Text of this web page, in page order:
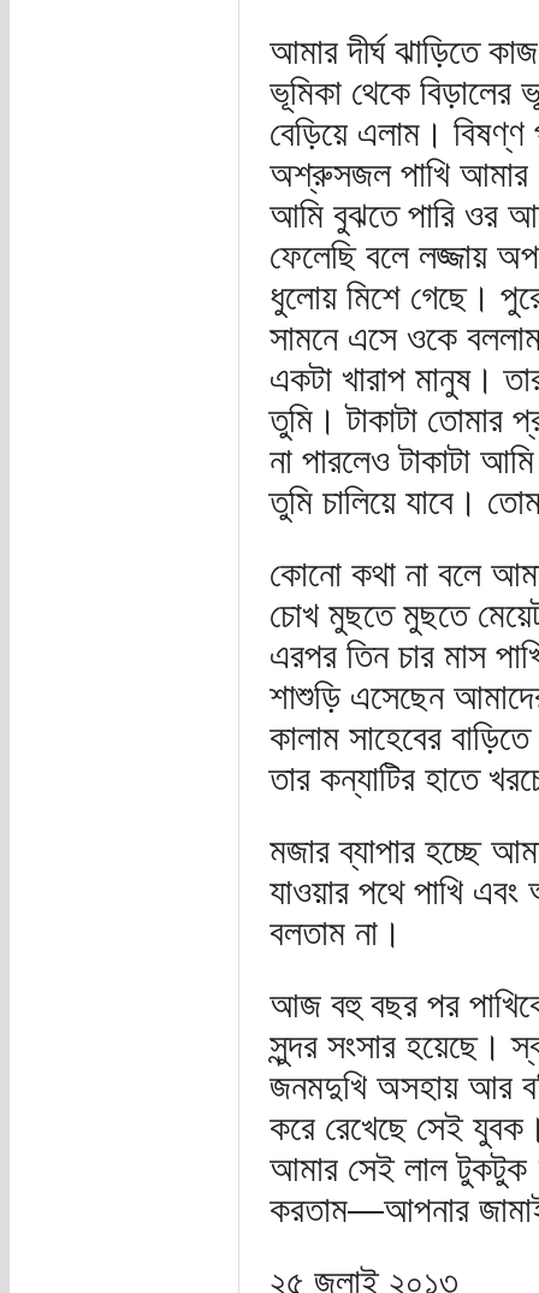
আমার দীর্ঘ ঝাড়িতে
ভূমিকা থেকে বিড়ালের
বেড়িয়ে এলাম।
অশ্রুসজল পাখি আমার
আমি বুঝতে পারি ওর
ফেলেছি বলে লজ্জায়
ধুলোয় মিশে গেছে।
সামনে এসে ওকে
একটা খারাপ মানুষ।
তুমি। টাকাটা তোমার
না পারলেও টাকাটা
তুমি চালিয়ে যাবে।
কোনো কথা না বলে
চোখ মুছতে মুছতে
এরপর তিন চার মাস
শাশুড়ি এসেছেন
কালাম সাহেবের
তার কন্যাটির হাতে
মজার ব্যাপার হচ্ছে
যাওয়ার পথে পাখি
বলতাম না।
আজ বহু বছর পর
সুন্দর সংসার হয়েছে।
জনমদুখি অসহায় আর
করে রেখেছে সেই
আমার সেই লাল টুকটুক
করতাম—আপনার
২৫ জুলাই ২০১৩